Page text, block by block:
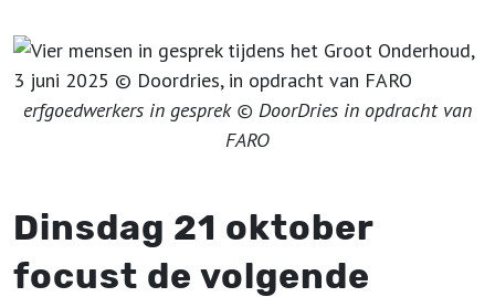
erfgoedwerkers in gesprek © DoorDries in opdracht van
FARO
Dinsdag 21 oktober
focust de volgende